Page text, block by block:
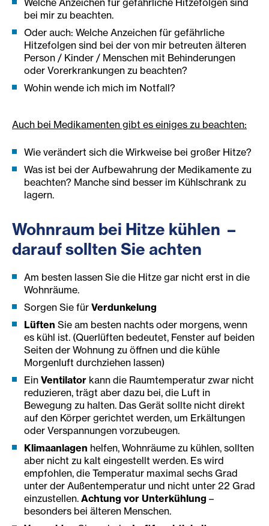
Welche Anzeichen für gefährliche Hitzefolgen sind
bei mir zu beachten.
Oder auch: Welche Anzeichen für gefährliche
Hitzefolgen sind bei der von mir betreuten älteren
Person / Kinder / Menschen mit Behinderungen
oder Vorerkrankungen zu beachten?
Wohin wende ich mich im Notfall?
Auch bei Medikamenten gibt es einiges zu beachten:
Wie verändert sich die Wirkweise bei großer Hitze?
Was ist bei der Aufbewahrung der Medikamente zu
beachten? Manche sind besser im Kühlschrank zu
lagern.
Wohnraum bei Hitze kühlen –
darauf sollten Sie achten
Am besten lassen Sie die Hitze gar nicht erst in die
Wohnräume.
Sorgen Sie für Verdunkelung
Lüften Sie am besten nachts oder morgens, wenn
es kühl ist. (Querlüften bedeutet, Fenster auf beiden
Seiten der Wohnung zu öffnen und die kühle
Morgenluft durchziehen lassen)
Ein Ventilator kann die Raumtemperatur zwar nicht
reduzieren, trägt aber dazu bei, die Luft in
Bewegung zu halten. Das Gerät sollte nicht direkt
auf den Körper gerichtet werden, um Erkältungen
oder Verspannungen vorzubeugen.
Klimaanlagen helfen, Wohnräume zu kühlen, sollten
aber nicht zu kalt eingestellt werden. Es wird
empfohlen, die Temperatur maximal sechs Grad
unter der Außentemperatur und nicht unter 22 Grad
einzustellen. Achtung vor Unterkühlung –
besonders bei älteren Menschen.